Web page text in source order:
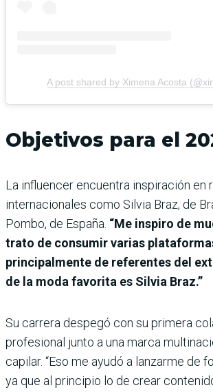
A post shared by Ximena Acosta
Objetivos para el
La influencer encuentra inspiración en
internacionales como Silvia Braz, de
Pombo, de España. “Me inspiro de
trato de consumir varias
principalmente de referentes del
de la moda favorita es Silvia Braz.”
Su carrera despegó con su primera
profesional junto a una marca
capilar. “Eso me ayudó a lanzarme de
ya que al principio lo de crear